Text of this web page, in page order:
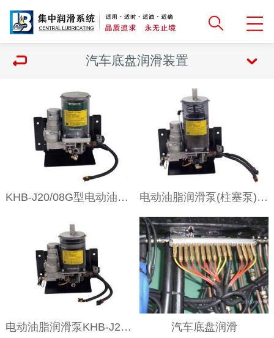
汽车底盘润滑装置
KHB-J20/08G型电动油脂润滑泵(柱塞泵) 电动油脂润滑泵(柱塞泵)KHB-J20/15型
电动油脂润滑泵KHB-J20/08型(柱塞泵) 汽车底盘润滑